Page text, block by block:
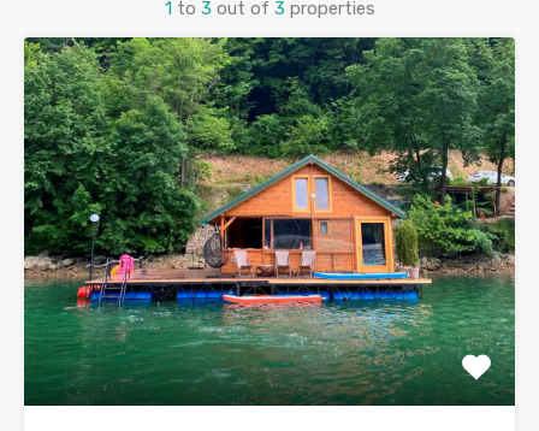
1 to 3 out of 3 properties